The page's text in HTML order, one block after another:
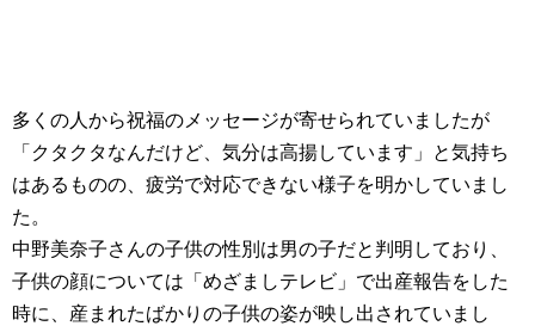
多くの人から祝福のメッセージが寄せられていましたが
「クタクタなんだけど、気分は高揚しています」と気持ち
はあるものの、疲労で対応できない様子を明かしていまし
た。
中野美奈子さんの子供の性別は男の子だと判明しており、
子供の顔については「めざましテレビ」で出産報告をした
時に、産まれたばかりの子供の姿が映し出されていまし